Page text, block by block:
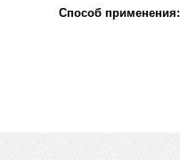
Способ применения: